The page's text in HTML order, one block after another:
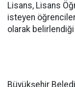
Lisans, Lisans
isteyen
olarak
Büyükşehir